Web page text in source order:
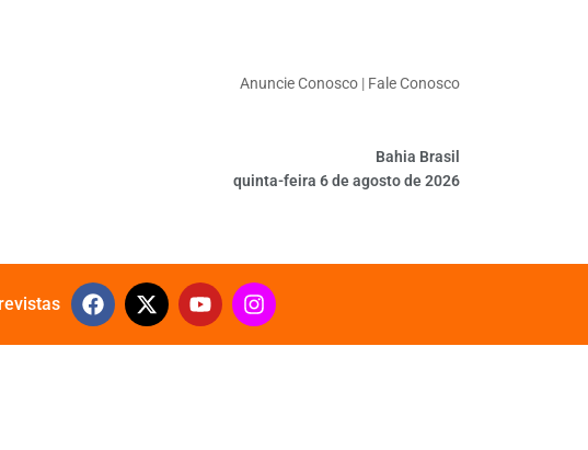
Anuncie Conosco | Fale Conosco
Bahia Brasil
quinta-feira 6 de agosto de 2026